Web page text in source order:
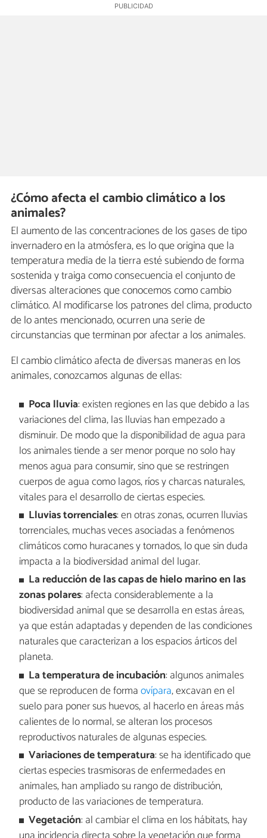
¿Cómo afecta el cambio climático a los
animales?
El aumento de las concentraciones de los gases de tipo
invernadero en la atmósfera, es lo que origina que la
temperatura media de la tierra esté subiendo de forma
sostenida y traiga como consecuencia el conjunto de
diversas alteraciones que conocemos como cambio
climático. Al modificarse los patrones del clima, producto
de lo antes mencionado, ocurren una serie de
circunstancias que terminan por afectar a los animales.
El cambio climático afecta de diversas maneras en los
animales, conozcamos algunas de ellas:
Poca lluvia: existen regiones en las que debido a las
variaciones del clima, las lluvias han empezado a
disminuir. De modo que la disponibilidad de agua para
los animales tiende a ser menor porque no solo hay
menos agua para consumir, sino que se restringen
cuerpos de agua como lagos, ríos y charcas naturales,
vitales para el desarrollo de ciertas especies.
Lluvias torrenciales: en otras zonas, ocurren lluvias
torrenciales, muchas veces asociadas a fenómenos
climáticos como huracanes y tornados, lo que sin duda
impacta a la biodiversidad animal del lugar.
La reducción de las capas de hielo marino en las
zonas polares: afecta considerablemente a la
biodiversidad animal que se desarrolla en estas áreas,
ya que están adaptadas y dependen de las condiciones
naturales que caracterizan a los espacios árticos del
planeta.
La temperatura de incubación: algunos animales
que se reproducen de formaovípara, excavan en el
suelo para poner sus huevos, al hacerlo en áreas más
calientes de lo normal, se alteran los procesos
reproductivos naturales de algunas especies.
Variaciones de temperatura: se ha identificado que
ciertas especies trasmisoras de enfermedades en
animales, han ampliado su rango de distribución,
producto de las variaciones de temperatura.
Vegetación: al cambiar el clima en los hábitats, hay